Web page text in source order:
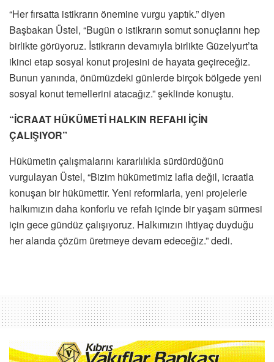
“Her fırsatta istikrarın önemine vurgu yaptık.” diyen
Başbakan Üstel, “Bugün o istikrarın somut sonuçlarını hep
birlikte görüyoruz. İstikrarın devamıyla birlikte Güzelyurt’ta
ikinci etap sosyal konut projesini de hayata geçireceğiz.
Bunun yanında, önümüzdeki günlerde birçok bölgede yeni
sosyal konut temellerini atacağız.” şeklinde konuştu.
“İCRAAT HÜKÜMETİ HALKIN REFAHI İÇİN
ÇALIŞIYOR”
Hükümetin çalışmalarını kararlılıkla sürdürdüğünü
vurgulayan Üstel, “Bizim hükümetimiz lafla değil, icraatla
konuşan bir hükümettir. Yeni reformlarla, yeni projelerle
halkımızın daha konforlu ve refah içinde bir yaşam sürmesi
için gece gündüz çalışıyoruz. Halkımızın ihtiyaç duyduğu
her alanda çözüm üretmeye devam edeceğiz.” dedi.